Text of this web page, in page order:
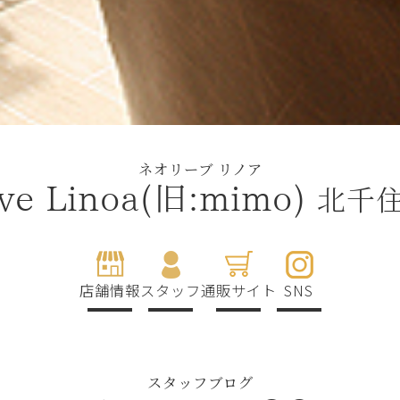
ネオリーブ リノア
Linoa(旧:mimo) 北千
店舗情報スタッフ通販サイト SNS
スタッフブログ